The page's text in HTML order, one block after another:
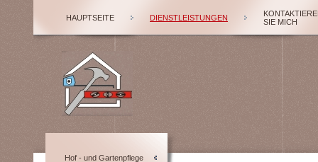
HAUPTSEITE DIENSTLEISTUNGEN
SIE MICH
Hof - und Gartenpflege